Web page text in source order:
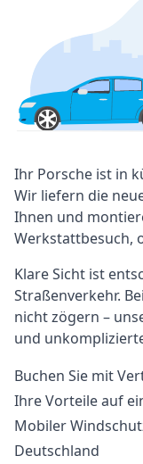
Ihr Porsche ist in
Wir liefern die
Ihnen und
Werkstattbesuch,
Klare Sicht ist
Straßenverkehr.
nicht zögern –
und
Buchen Sie mit
Ihre Vorteile auf
Mobiler
Deutschland